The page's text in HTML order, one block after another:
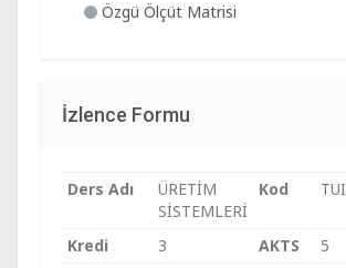
Özgü Ölçüt Matrisi
İzlence Formu
Ders Adı
ÜRETİM
SİSTEMLERİ
Kod
Kredi 3 AKTS
5